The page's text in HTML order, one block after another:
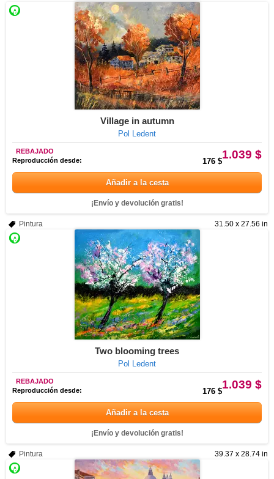
Village in autumn
Pol Ledent
1.039 $
REBAJADO
Reproducción desde:
176 $
Añadir a la cesta
¡Envío y devolución gratis!
31.50 x 27.56 in
Pintura
Two blooming trees
Pol Ledent
1.039 $
REBAJADO
Reproducción desde:
176 $
Añadir a la cesta
¡Envío y devolución gratis!
39.37 x 28.74 in
Pintura